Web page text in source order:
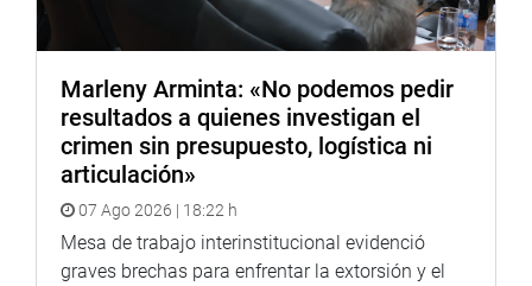
coadyuvar en la lucha contra la corrupción en beneficio
de miles de pacientes y sus familias, afectados por la
situación de pandemia que se vive en el país.
“Todas las autoridades debemos luchar frontalmente
para erradicar la corrupción, y la justicia debe aplicar todo
el peso de la ley a los funcionarios que realizan actos
irregulares. No se deben encubrir los actos ilícitos, al
contrario, se deben denunciar y sancionar”, finalizó.
Marleny Arminta: «No podemos pedir
resultados a quienes investigan el
crimen sin presupuesto, logística ni
articulación»
07 Ago 2026 | 18:22 h
Mesa de trabajo interinstitucional evidenció
graves brechas para enfrentar la extorsión y el